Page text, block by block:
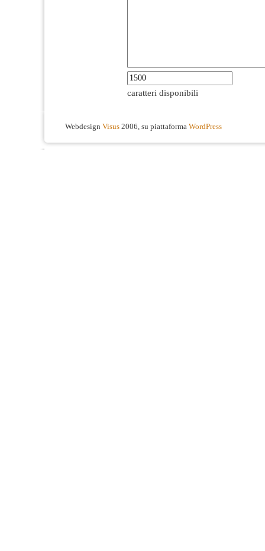
caratteri disponibili
Webdesign Visus 2006, su piattaforma WordPress